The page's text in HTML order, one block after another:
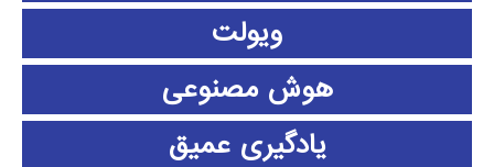
ویولت
هوش مصنوعی
یادگیری عمیق